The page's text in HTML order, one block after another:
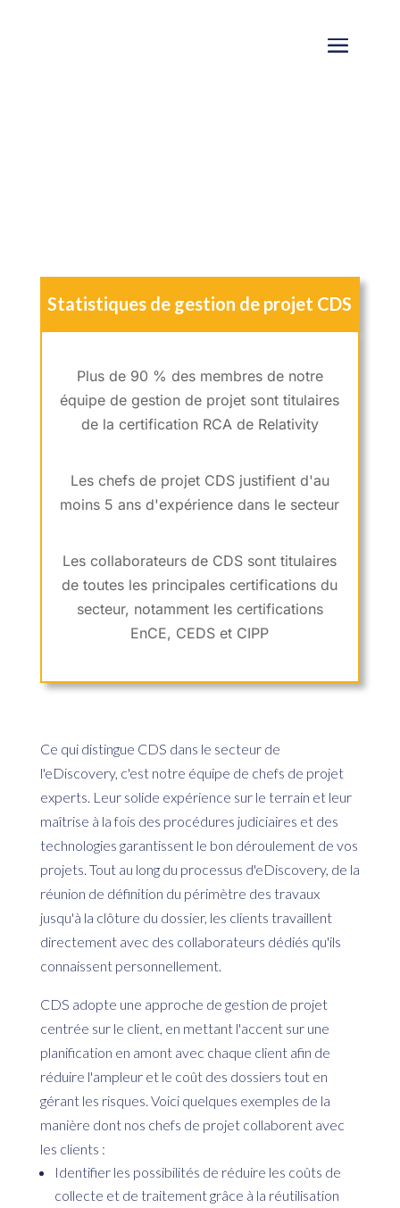
Statistiques de gestion de projet CDS
Plus de 90 % des membres de notre
équipe de gestion de projet sont titulaires
de la certification RCA de Relativity
Les chefs de projet CDS justifient d'au
moins 5 ans d'expérience dans le secteur
Les collaborateurs de CDS sont titulaires
de toutes les principales certifications du
secteur, notamment les certifications
EnCE, CEDS et CIPP
Ce qui distingue CDS dans le secteur de
l'eDiscovery, c'est notre équipe de chefs de projet
experts. Leur solide expérience sur le terrain et leur
maîtrise à la fois des procédures judiciaires et des
technologies garantissent le bon déroulement de vos
projets. Tout au long du processus d'eDiscovery, de la
réunion de définition du périmètre des travaux
jusqu'à la clôture du dossier, les clients travaillent
directement avec des collaborateurs dédiés qu'ils
connaissent personnellement.
CDS adopte une approche de gestion de projet
centrée sur le client, en mettant l'accent sur une
planification en amont avec chaque client afin de
réduire l'ampleur et le coût des dossiers tout en
gérant les risques. Voici quelques exemples de la
manière dont nos chefs de projet collaborent avec
les clients :
Identifier les possibilités de réduire les coûts de
collecte et de traitement grâce à la réutilisation